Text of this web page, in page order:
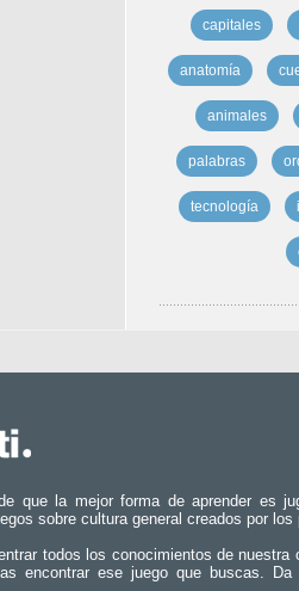
capitales
anatomía
animales
palabras
tecnología
que la mejor forma de aprender es
sobre cultura general creados por los
todos los conocimientos de nuestra
encontrar ese juego que buscas.